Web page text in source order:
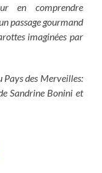
en comprendre
passage gourmand
imaginées par
Pays des Merveilles:
Sandrine Bonini et